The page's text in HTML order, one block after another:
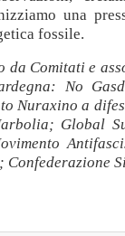
una
fossile.
da Comitati e
No
Nuraxino a
Global
Confederazione